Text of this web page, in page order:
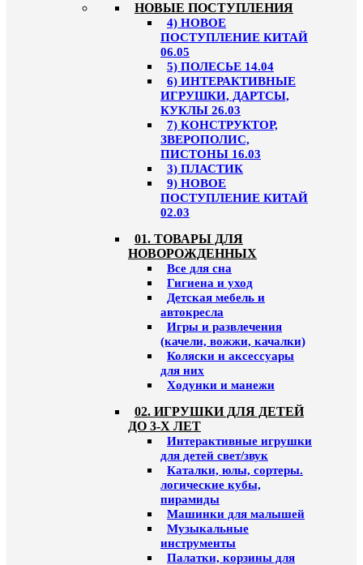
НОВЫЕ ПОСТУПЛЕНИЯ
4) НОВОЕ
ПОСТУПЛЕНИЕ КИТАЙ
06.05
5) ПОЛЕСЬЕ 14.04
6) ИНТЕРАКТИВНЫЕ
ИГРУШКИ, ДАРТСЫ,
КУКЛЫ 26.03
7) КОНСТРУКТОР,
ЗВЕРОПОЛИС,
ПИСТОНЫ 16.03
3) ПЛАСТИК
9) НОВОЕ
ПОСТУПЛЕНИЕ КИТАЙ
02.03
01. ТОВАРЫ ДЛЯ
НОВОРОЖДЕННЫХ
Все для сна
Гигиена и уход
Детская мебель и
автокресла
Игры и развлечения
(качели, вожжи, качалки)
Коляски и аксессуары
для них
Ходунки и манежи
02. ИГРУШКИ ДЛЯ ДЕТЕЙ
ДО 3-Х ЛЕТ
Интерактивные игрушки
для детей свет/звук
Каталки, юлы, сортеры.
логические кубы,
пирамиды
Машинки для малышей
Музыкальные
инструменты
Палатки, корзины для